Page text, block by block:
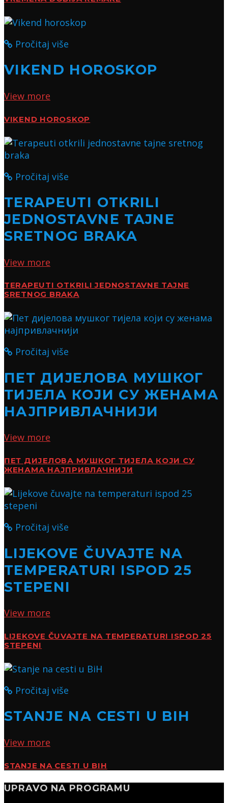
Pročitaj više
VIKEND HOROSKOP
View more
VIKEND HOROSKOP
Pročitaj više
TERAPEUTI OTKRILI
JEDNOSTAVNE TAJNE
SRETNOG BRAKA
View more
TERAPEUTI OTKRILI JEDNOSTAVNE TAJNE
SRETNOG BRAKA
Pročitaj više
ПЕТ ДИЈЕЛОВА МУШКОГ
ТИЈЕЛА КОЈИ СУ ЖЕНАМА
НАЈПРИВЛАЧНИЈИ
View more
ПЕТ ДИЈЕЛОВА МУШКОГ ТИЈЕЛА КОЈИ СУ
ЖЕНАМА НАЈПРИВЛАЧНИЈИ
Pročitaj više
LIJEKOVE ČUVAJTE NA
TEMPERATURI ISPOD 25
STEPENI
View more
LIJEKOVE ČUVAJTE NA TEMPERATURI ISPOD 25
STEPENI
Pročitaj više
STANJE NA CESTI U BIH
View more
STANJE NA CESTI U BIH
UPRAVO NA PROGRAMU